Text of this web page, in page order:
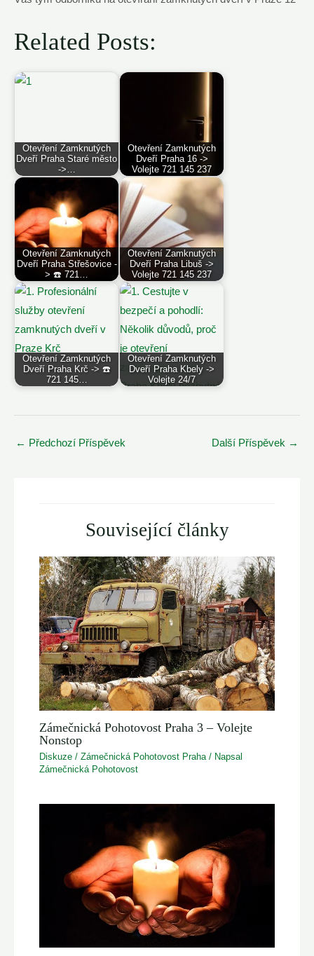
Related Posts:
Otevření Zamknutých
Dveří Praha Staré město
->…
Otevření Zamknutých
Dveří Praha 16 ->
Volejte 721 145 237
Otevření Zamknutých
Dveří Praha Střešovice -
> ☎️ 721…
Otevření Zamknutých
Dveří Praha Libuš ->
Volejte 721 145 237
Otevření Zamknutých
Dveří Praha Krč -> ☎️
721 145…
Otevření Zamknutých
Dveří Praha Kbely ->
Volejte 24/7
Post
← Předchozí Příspěvek Další Příspěvek →
Související články
Zámečnická Pohotovost Praha 3 – Volejte
Nonstop
Diskuze /Zámečnická Pohotovost Praha/ Napsal
Zámečnická Pohotovost